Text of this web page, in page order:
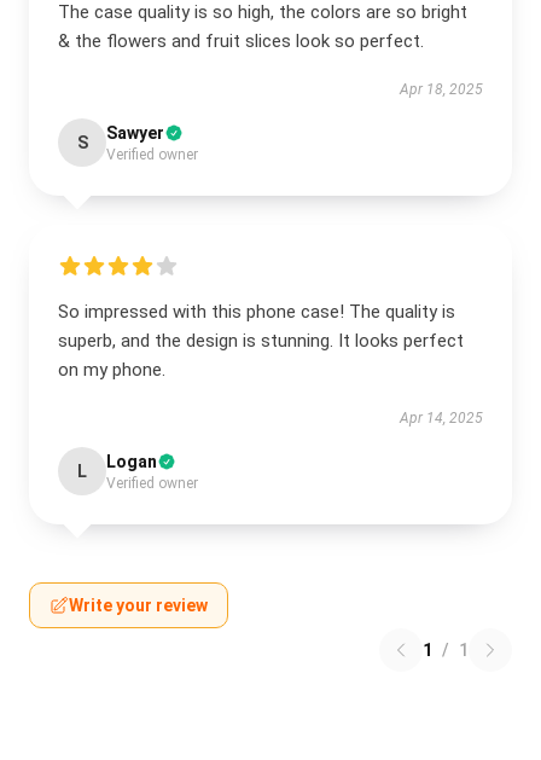
The case quality is so high, the colors are so bright
& the flowers and fruit slices look so perfect.
Apr 18, 2025
S Sawyer
Verified owner
So impressed with this phone case! The quality is
superb, and the design is stunning. It looks perfect
on my phone.
Apr 14, 2025
L Logan
Verified owner
Write your review
1 / 1